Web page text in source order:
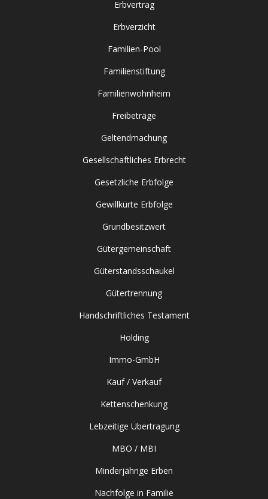
Erbvertrag
Erbverzicht
Familien-Pool
Familienstiftung
Familienwohnheim
Freibeträge
Geltendmachung
Gesellschaftliches Erbrecht
Gesetzliche Erbfolge
Gewillkürte Erbfolge
Grundbesitzwert
Gütergemeinschaft
Güterstandsschaukel
Gütertrennung
Handschriftliches Testament
Holding
Immo-GmbH
Kauf / Verkauf
Kettenschenkung
Lebzeitige Übertragung
MBO / MBI
Minderjährige Erben
Nachfolge in Familie